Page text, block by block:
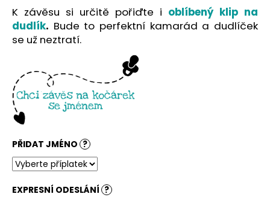
K závěsu si určitě pořiďte i oblíbený klip na
dudlík. Bude to perfektní kamarád a dudlíček
se už neztratí.
PŘIDAT JMÉNO ?
EXPRESNÍ ODESLÁNÍ ?
č
u
j
m
e